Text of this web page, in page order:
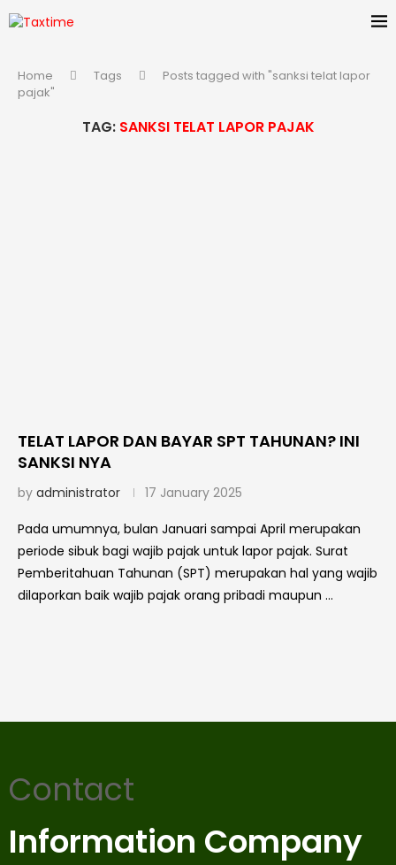
Home Tags
Posts tagged with "sanksi telat lapor
pajak"
TAG: SANKSI TELAT LAPOR PAJAK
TELAT LAPOR DAN BAYAR SPT TAHUNAN? INI
SANKSI NYA
by administrator 17 January 2025
Pada umumnya, bulan Januari sampai April merupakan
periode sibuk bagi wajib pajak untuk lapor pajak. Surat
Pemberitahuan Tahunan (SPT) merupakan hal yang wajib
dilaporkan baik wajib pajak orang pribadi maupun …
Contact
Information Company